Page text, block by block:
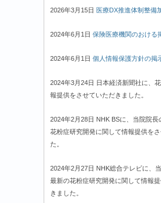
2026年3月15日 医療DX推進体制整備
2024年6月1日 保険医療機関のおける
2024年6月1日 個人情報保護方針の掲
2024年3月24日 日本経済新聞社に、
報提供をさせていただきました。
2024年2月28日 NHK BSに、当院院
花粉症研究開発に関して情報提供を
た。
2024年2月27日 NHK総合テレビに、
最新の花粉症研究開発に関して情報
きました。